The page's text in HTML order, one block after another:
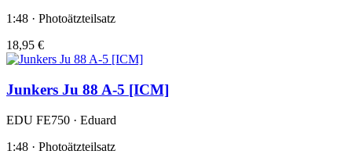
1:48 · Photoätzteilsatz
18,95 €
Junkers Ju 88 A-5 [ICM]
EDU FE750 · Eduard
1:48 · Photoätzteilsatz